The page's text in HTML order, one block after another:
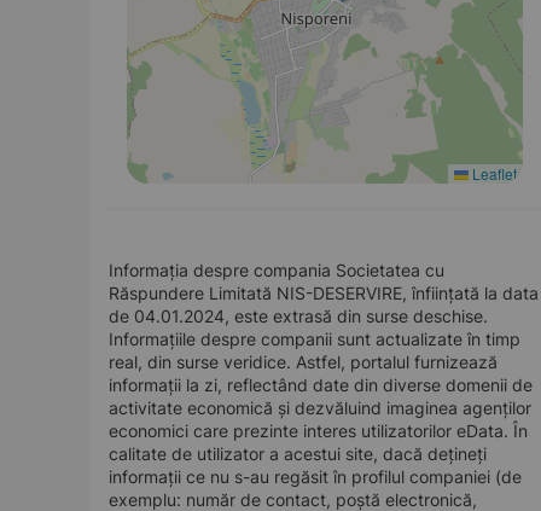
Leaflet
Informația despre compania Societatea cu
Răspundere Limitată NIS-DESERVIRE, înființată la data
de 04.01.2024, este extrasă din surse deschise.
Informațiile despre companii sunt actualizate în timp
real, din surse veridice. Astfel, portalul furnizează
informații la zi, reflectând date din diverse domenii de
activitate economică și dezvăluind imaginea agenților
economici care prezinte interes utilizatorilor eData. În
calitate de utilizator a acestui site, dacă dețineți
informații ce nu s-au regăsit în profilul companiei (de
exemplu: număr de contact, poștă electronică,